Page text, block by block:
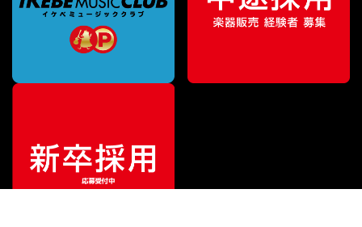
販売価格¥15,300（税込）